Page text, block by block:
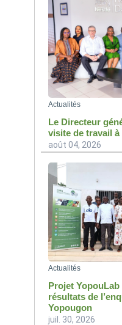
Actualités
Le Directeur
visite de travail à
août 04, 2026
Actualités
Projet
résultats de
Yopougon
juil. 30, 2026